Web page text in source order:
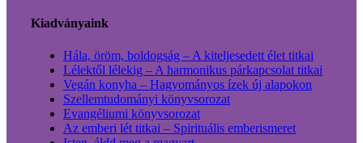
Kiadványaink
Hála, öröm, boldogság – A kiteljesedett élet titkai
Lélektől lélekig – A harmonikus párkapcsolat titkai
Vegán konyha – Hagyományos ízek új alapokon
Szellemtudományi könyvsorozat
Evangéliumi könyvsorozat
Az emberi lét titkai – Spirituális emberismeret